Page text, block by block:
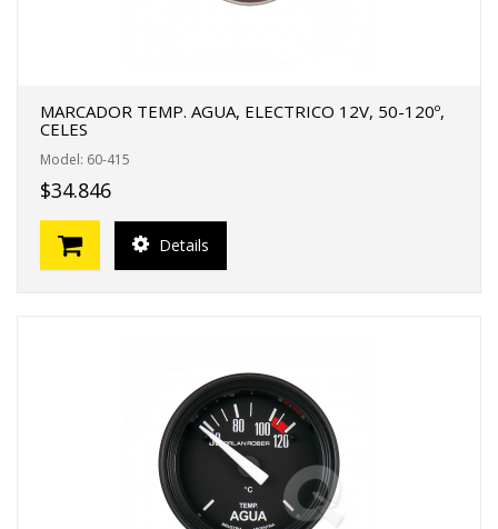
MARCADOR TEMP. AGUA, ELECTRICO 12V, 50-120º,
CELES
Model: 60-415
$34.846
Details